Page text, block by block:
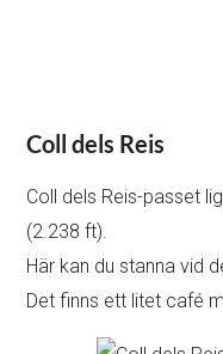
Coll dels Reis
Coll dels Reis-passet
(2.238 ft).
Här kan du stanna vid
Det finns ett litet café